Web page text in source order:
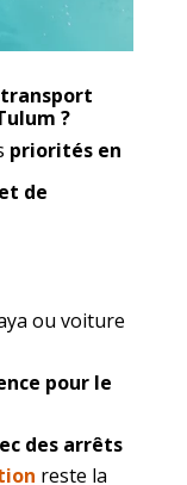
?
priorités en
de
ou voiture
pour le
des arrêts
reste la